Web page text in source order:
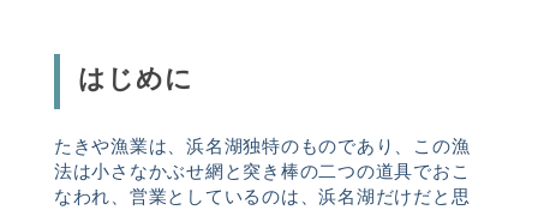
はじめに
たきや漁業は、浜名湖独特のものであり、この漁
法は小さなかぶせ網と突き棒の二つの道具でおこ
なわれ、営業としているのは、浜名湖だけだと思